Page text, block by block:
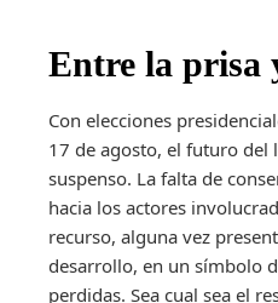
Entre la prisa
Con elecciones
17 de agosto, el futuro del
suspenso. La falta de
hacia los actores
recurso, alguna vez
desarrollo, en un símbolo
perdidas. Sea cual sea el